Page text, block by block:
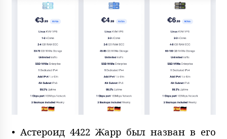
• Астероид 4422 Жарр был назван в его